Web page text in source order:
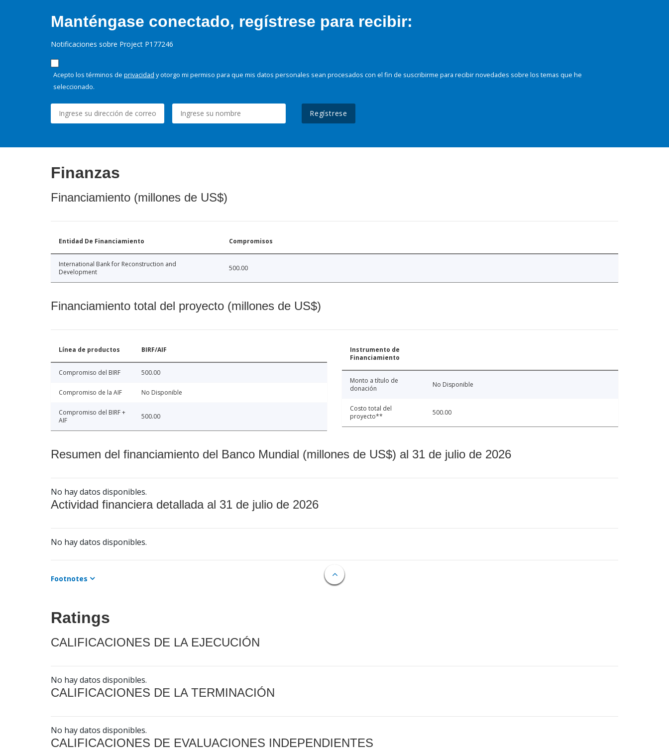
Manténgase conectado, regístrese para recibir:
Notificaciones sobre Project P177246
Acepto los términos de privacidad y otorgo mi permiso para que mis datos personales sean procesados con el fin de suscribirme para recibir novedades sobre los temas que he
seleccionado.
Regístrese
Finanzas
Financiamiento (millones de US$)
Entidad De Financiamiento Compromisos
International Bank for Reconstruction and
Development
500.00
Financiamiento total del proyecto (millones de US$)
Línea de productos BIRF/AIF
Compromiso del BIRF 500.00
Compromiso de la AIF No Disponible
Compromiso del BIRF +
AIF
500.00
Instrumento de
Financiamiento
Monto a título de
donación
No Disponible
Costo total del
proyecto**
500.00
Resumen del financiamiento del Banco Mundial (millones de US$) al 31 de julio de 2026
No hay datos disponibles.
Actividad financiera detallada al 31 de julio de 2026
No hay datos disponibles.
Footnotes
Ratings
CALIFICACIONES DE LA EJECUCIÓN
No hay datos disponibles.
CALIFICACIONES DE LA TERMINACIÓN
No hay datos disponibles.
CALIFICACIONES DE EVALUACIONES INDEPENDIENTES